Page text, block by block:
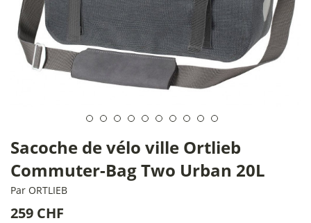
Sacoche de vélo ville Ortlieb
Commuter-Bag Two Urban 20L
Par ORTLIEB
259 CHF